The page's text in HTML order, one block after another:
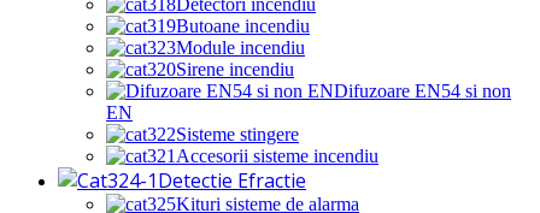
Detectori incendiu
Butoane incendiu
Module incendiu
Sirene incendiu
Difuzoare EN54 si non
EN
Sisteme stingere
Accesorii sisteme incendiu
Detectie Efractie
Kituri sisteme de alarma